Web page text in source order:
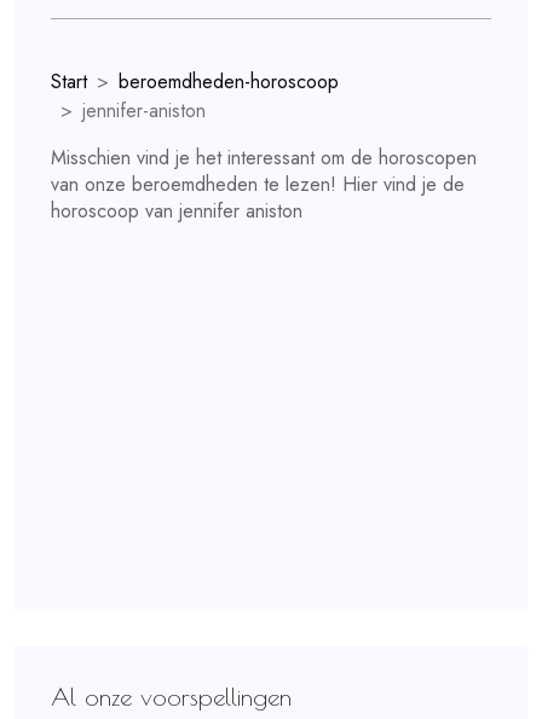
Start
beroemdheden-horoscoop
jennifer-aniston
Misschien vind je het interessant om de horoscopen
van onze beroemdheden te lezen! Hier vind je de
horoscoop van jennifer aniston
Al onze voorspellingen